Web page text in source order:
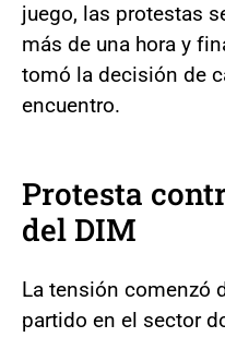
juego, las protestas
más de una hora y
tomó la decisión de
encuentro.
Protesta
del DIM
La tensión comenzó
partido en el sector